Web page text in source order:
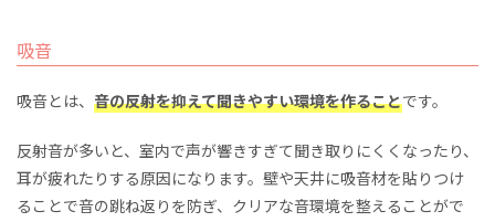
吸音
吸音とは、 音の反射を抑えて聞きやすい環境を作ることです。
反射音が多いと、室内で声が響きすぎて聞き取りにくくなったり、
耳が疲れたりする原因になります。壁や天井に吸音材を貼りつけ
ることで音の跳ね返りを防ぎ、クリアな音環境を整えることがで